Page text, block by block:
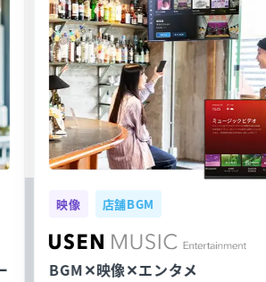
映像 店舗BGM
BGM✕映像✕エンタメ